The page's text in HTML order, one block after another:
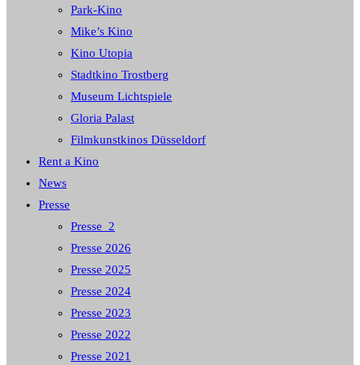
Park-Kino
Mike’s Kino
Kino Utopia
Stadtkino Trostberg
Museum Lichtspiele
Gloria Palast
Filmkunstkinos Düsseldorf
Rent a Kino
News
Presse
Presse_2
Presse 2026
Presse 2025
Presse 2024
Presse 2023
Presse 2022
Presse 2021